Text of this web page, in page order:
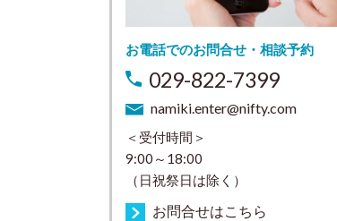
お電話でのお問合せ・相談予約
029-822-7399
namiki.enter@nifty.com
＜受付時間＞
9:00～18:00
（日祝祭日は除く）
お問合せはこちら